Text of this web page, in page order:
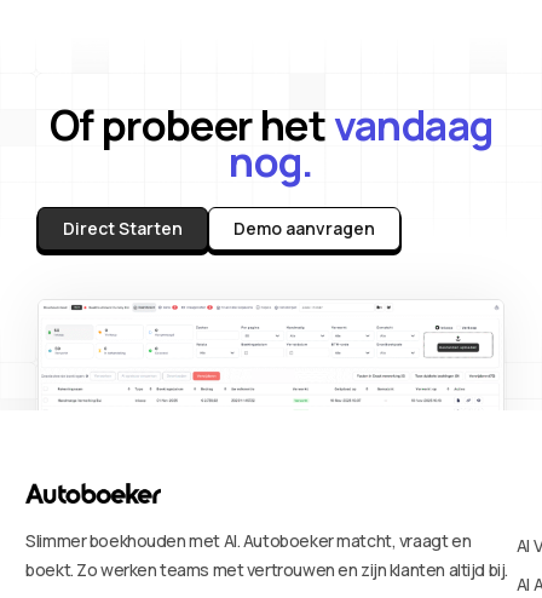
Of probeer hetvandaag
nog.
Direct Starten Demo aanvragen
Slimmer boekhouden met AI. Autoboeker matcht, vraagt en
boekt. Zo werken teams met vertrouwen en zijn klanten altijd bij.
AI
AI